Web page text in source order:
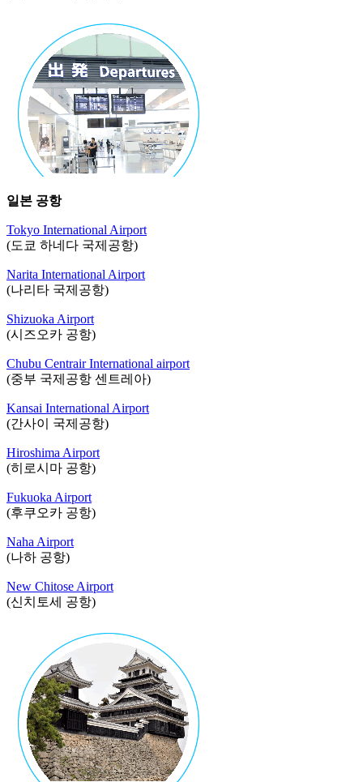
일본 공항
Tokyo International Airport
(도쿄 하네다 국제공항)
Narita International Airport
(나리타 국제공항)
Shizuoka Airport
(시즈오카 공항)
Chubu Centrair International airport
(중부 국제공항 센트레아)
Kansai International Airport
(간사이 국제공항)
Hiroshima Airport
(히로시마 공항)
Fukuoka Airport
(후쿠오카 공항)
Naha Airport
(나하 공항)
New Chitose Airport
(신치토세 공항)